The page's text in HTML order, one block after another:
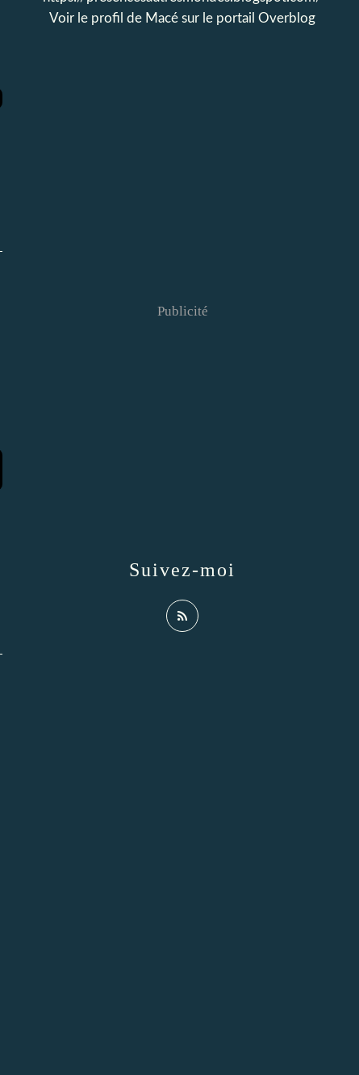
Voir le profil de Macé sur le portail Overblog
Suivez-moi
Publicité